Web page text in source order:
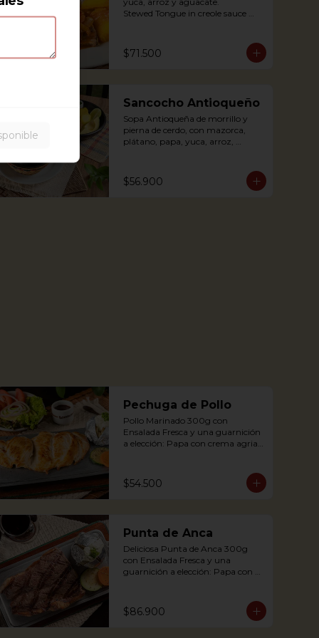
Stewed Tongue in creole sauce
$71.500
Sancocho Antioqueño
Sopa Antioqueña de morrillo y
pierna de cerdo, con mazorca,
plátano, papa, yuca, arroz,
*Disponible solo los fines de
$56.900
Pechuga de Pollo
Pollo Marinado 300g con
Ensalada Fresca y una guarnición
a elección: Papa con crema agria,
de Yuca, Puré de papa y
arracacha.
baked potato with sour cream,
accompanied with a fresh salad.
$54.500
Punta de Anca
Deliciosa Punta de Anca 300g
con Ensalada Fresca y una
guarnición a elección: Papa con
de quesito, Palitos de Yuca, Puré
de papa y arracacha
$86.900